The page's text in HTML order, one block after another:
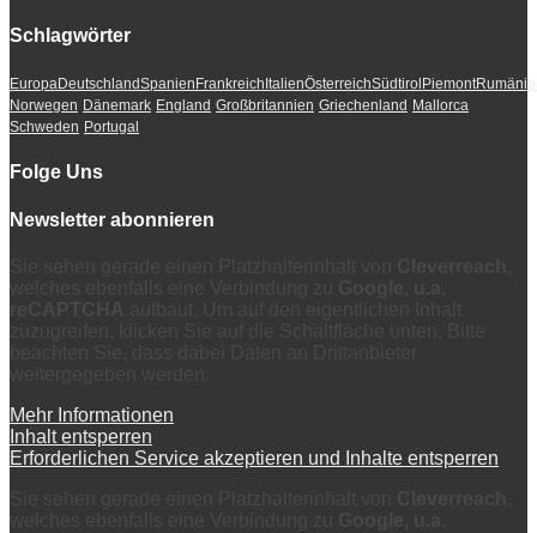
Schlagwörter
EuropaDeutschlandSpanien Frankreich ItalienÖsterreichSüdtirol Piemont
Norwegen Dänemark England Großbritannien Griechenland Mallorca
Schweden Portugal
Folge Uns
Newsletter abonnieren
Mehr Informationen
Inhalt entsperren
Erforderlichen Service akzeptieren und Inhalte entsperren